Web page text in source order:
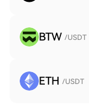
BTW /USDT
ETH /USDT